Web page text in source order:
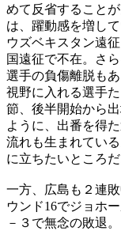
めて反省すること
は、躍動感を増し
ウズベキスタン遠
国遠征で不在。さら
選手の負傷離脱も
視野に入れる選手
節、後半開始から
ように、出番を得
流れも生まれてい
に立ちたいところだ
一方、広島も２連
ウンド16でジョホ
－３で無念の敗退